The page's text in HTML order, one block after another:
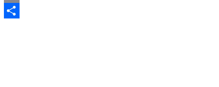
Email